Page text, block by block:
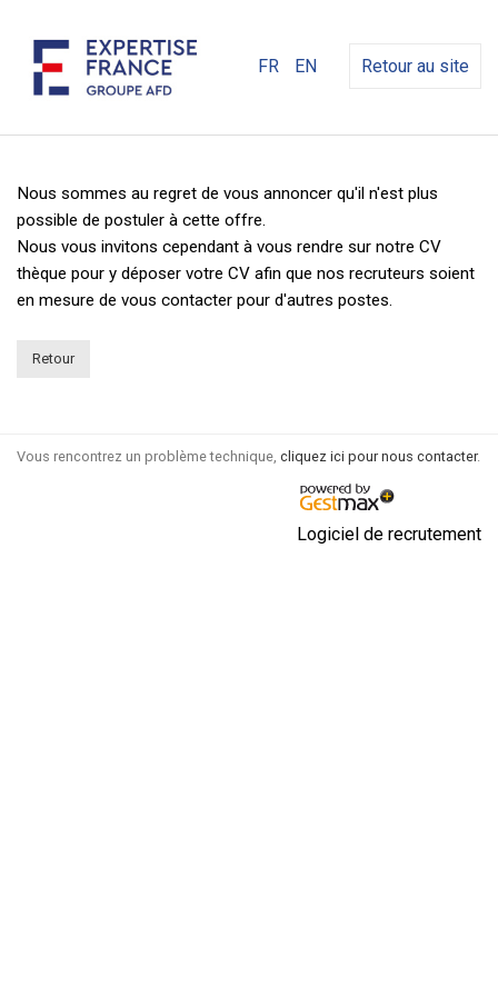
FR EN Retour au site
Nous sommes au regret de vous annoncer qu'il n'est plus
possible de postuler à cette offre.
Nous vous invitons cependant à vous rendre sur notre CV
thèque pour y déposer votre CV afin que nos recruteurs soient
en mesure de vous contacter pour d'autres postes.
Retour
Vous rencontrez un problème technique, cliquez ici pour nous contacter.
Logiciel de recrutement